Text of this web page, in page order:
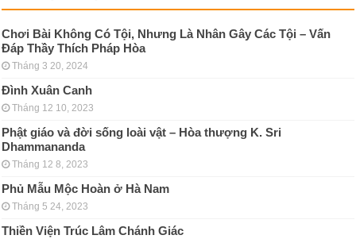
Chơi Bài Không Có Tội, Nhưng Là Nhân Gây Các Tội – Vấn
Đáp Thầy Thích Pháp Hòa
Tháng 3 20, 2024
Đình Xuân Canh
Tháng 12 10, 2023
Phật giáo và đời sống loài vật – Hòa thượng K. Sri
Dhammananda
Tháng 12 8, 2023
Phủ Mẫu Mộc Hoàn ở Hà Nam
Tháng 5 24, 2023
Thiền Viện Trúc Lâm Chánh Giác